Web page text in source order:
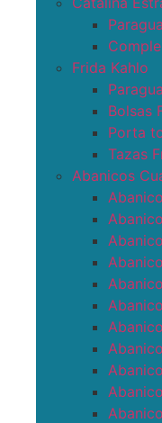
Frida Kahlo
Bolsas
Porta
Tazas
Abanicos